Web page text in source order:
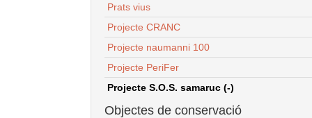
Prats vius
Projecte CRANC
Projecte naumanni 100
Projecte PeriFer
Projecte S.O.S. samaruc (-)
Objectes de conservació